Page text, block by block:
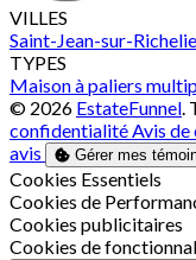
VILLES
Saint-Jean-sur-
TYPES
Maison à paliers
© 2026 EstateFunnel.
confidentialitéAvis
avis
Gérer mes
Activer
Cookies Essentiels
Activer
Cookies de
Activer
Cookies publicitaires
Activer
Cookies de